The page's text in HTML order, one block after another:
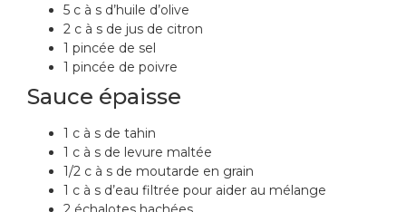
5 c à s d’huile d’olive
2 c à s de jus de citron
1 pincée de sel
1 pincée de poivre
Sauce épaisse
1 c à s de tahin
1 c à s de levure maltée
1/2 c à s de moutarde en grain
1 c à s d’eau filtrée pour aider au mélange